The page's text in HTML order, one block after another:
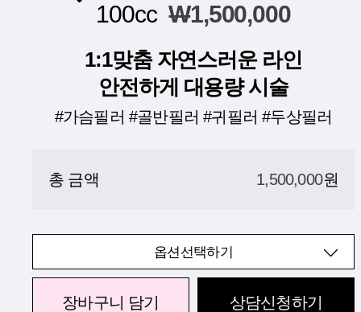
100cc W1,500,000
1:1맞춤 자연스러운 라인
안전하게 대용량 시술
#가슴필러 #골반필러 #귀필러 #두상필러
총 금액 1,500,000원
옵션선택하기
장바구니 담기 상담신청하기